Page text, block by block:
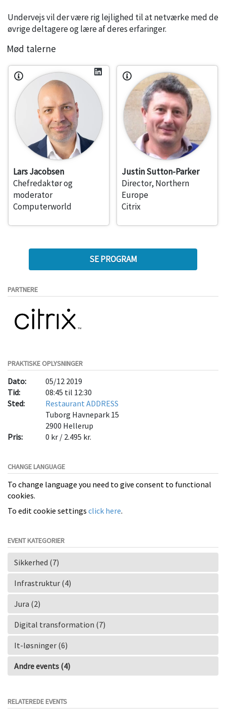
Undervejs vil der være rig lejlighed til at netværke med de
øvrige deltagere og lære af deres erfaringer.
Mød talerne
Lars Jacobsen
Chefredaktør og
moderator
Computerworld
Justin Sutton-Parker
Director, Northern
Europe
Citrix
SE PROGRAM
PARTNERE
PRAKTISKE OPLYSNINGER
Dato:
05/12 2019
Tid:
08:45 til 12:30
Sted:
Restaurant ADDRESS
Tuborg Havnepark 15
2900 Hellerup
Pris:
0 kr / 2.495 kr.
CHANGE LANGUAGE
To change language you need to give consent to functional
cookies.
To edit cookie settings click here.
EVENT KATEGORIER
Sikkerhed (7)
Infrastruktur (4)
Jura (2)
Digital transformation (7)
It-løsninger (6)
Andre events (4)
RELATEREDE EVENTS